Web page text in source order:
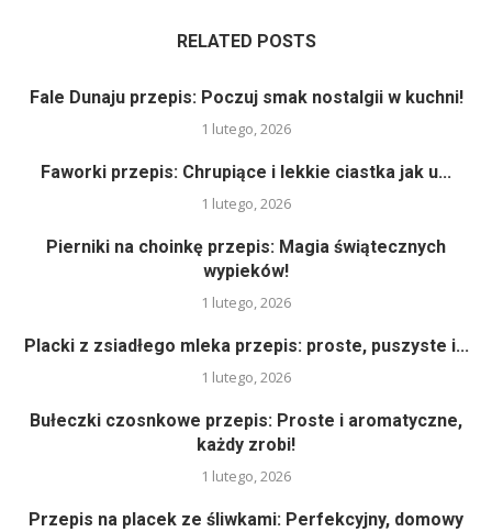
RELATED POSTS
Fale Dunaju przepis: Poczuj smak nostalgii w kuchni!
1 lutego, 2026
Faworki przepis: Chrupiące i lekkie ciastka jak u...
1 lutego, 2026
Pierniki na choinkę przepis: Magia świątecznych
wypieków!
1 lutego, 2026
Placki z zsiadłego mleka przepis: proste, puszyste i...
1 lutego, 2026
Bułeczki czosnkowe przepis: Proste i aromatyczne,
każdy zrobi!
1 lutego, 2026
Przepis na placek ze śliwkami: Perfekcyjny, domowy